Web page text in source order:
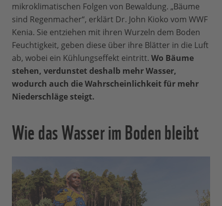
mikroklimatischen Folgen von Bewaldung. „Bäume
sind Regenmacher“, erklärt Dr. John Kioko vom WWF
Kenia. Sie entziehen mit ihren Wurzeln dem Boden
Feuchtigkeit, geben diese über ihre Blätter in die Luft
ab, wobei ein Kühlungseffekt eintritt. Wo Bäume
stehen, verdunstet deshalb mehr Wasser,
wodurch auch die Wahrscheinlichkeit für mehr
Niederschläge steigt.
Wie das Wasser im Boden bleibt